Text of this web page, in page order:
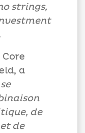
strings,
a
de
de